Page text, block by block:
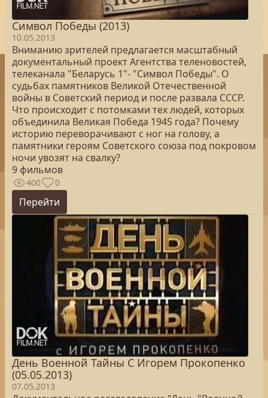
Символ Победы (2013)
10.05.2013
Вниманию зрителей предлагается масштабный
документальный проект Агентства теленовостей,
телеканала "Беларусь 1"- "Символ Победы". О
судьбах памятников Великой Отечественной
войны в Советский период и после развала СССР.
Что происходит с потомками тех людей, которых
объединила Великая Победа 1945 года? Почему
историю переворачивают с ног на голову, а
памятники героям Советского союза под покровом
ночи увозят на свалку?
9 фильмов
400 0
Перейти
День Военной Тайны С Игорем Прокопенко
(05.05.2013)
07.05.2013